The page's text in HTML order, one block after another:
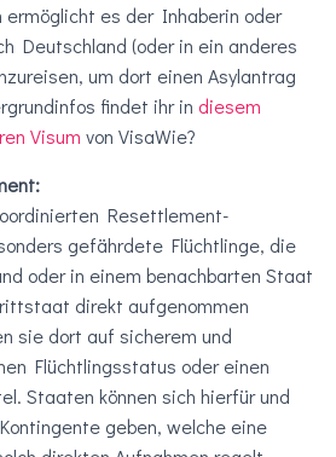
ermöglicht es der Inhaberin oder
Deutschland (oder in ein anderes
um dort einen Asylantrag
findet ihr in diesem
Visum von VisaWie?
Resettlement-
gefährdete Flüchtlinge, die
oder in einem benachbarten Staat
direkt aufgenommen
sie dort auf sicherem und
Flüchtlingsstatus oder einen
Staaten können sich hierfür und
geben, welche eine